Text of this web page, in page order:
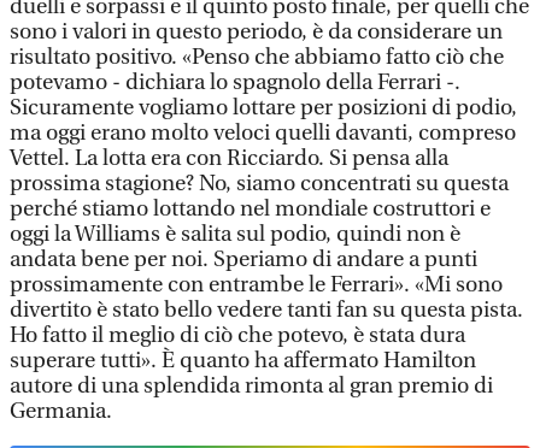
duelli e sorpassi e il quinto posto finale, per quelli che
sono i valori in questo periodo, è da considerare un
risultato positivo. «Penso che abbiamo fatto ciò che
potevamo - dichiara lo spagnolo della Ferrari -.
Sicuramente vogliamo lottare per posizioni di podio,
ma oggi erano molto veloci quelli davanti, compreso
Vettel. La lotta era con Ricciardo. Si pensa alla
prossima stagione? No, siamo concentrati su questa
perché stiamo lottando nel mondiale costruttori e
oggi la Williams è salita sul podio, quindi non è
andata bene per noi. Speriamo di andare a punti
prossimamente con entrambe le Ferrari». «Mi sono
divertito è stato bello vedere tanti fan su questa pista.
Ho fatto il meglio di ciò che potevo, è stata dura
superare tutti». È quanto ha affermato Hamilton
autore di una splendida rimonta al gran premio di
Germania.